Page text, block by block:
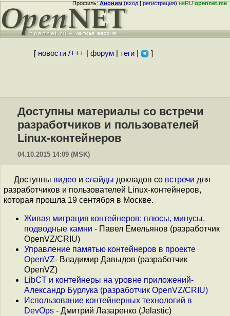
Профиль:Аноним(вход|регистрация)неRUopennet.me
[ новости/+++ форум| теги| ]
Доступны материалы со встречи
разработчиков и пользователей
Linux-контейнеров
04.10.2015 14:09 (MSK)
Доступны видео и слайды докладов со встречи для
разработчиков и пользователей Linux-контейнеров,
которая прошла 19 сентября в Москве.
Живая миграция контейнеров: плюсы, минусы,
подводные камни - Павел Емельянов (разработчик
OpenVZ/CRIU)
Управление памятью контейнеров в проекте
OpenVZ- Владимир Давыдов (разработчик
OpenVZ)
LibCT и контейнеры на уровне приложений-
Александр Бурлука (разработчик OpenVZ/CRIU)
Использование контейнерных технологий в
DevOps - Дмитрий Лазаренко (Jelastic)